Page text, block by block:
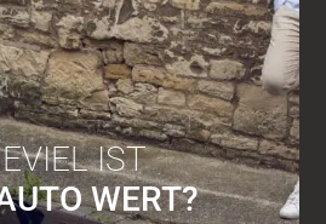
IST
WERT?